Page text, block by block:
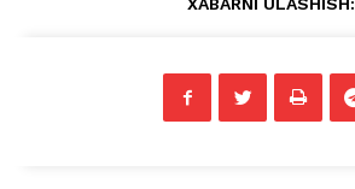
XABARNI ULASHISH: